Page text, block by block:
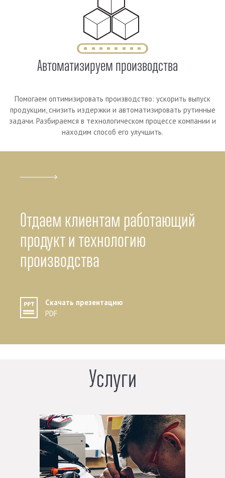
Автоматизируем производства
Помогаем оптимизировать производство: ускорить выпуск
продукции, снизить издержки и автоматизировать рутинные
задачи. Разбираемся в технологическом процессе компании и
находим способ его улучшить.
Отдаем клиентам работающий
продукт и технологию
производства
Скачать презентацию
PDF
Услуги